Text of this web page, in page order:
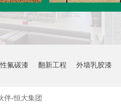
氟碳漆 翻新工程 外墙乳胶漆
伴-恒大集团